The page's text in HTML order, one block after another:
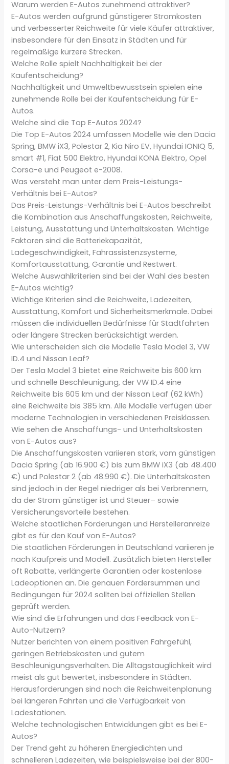
Warum werden E-Autos zunehmend attraktiver?
E-Autos werden aufgrund günstigerer Stromkosten
und verbesserter Reichweite für viele Käufer attraktiver,
insbesondere für den Einsatz in Städten und für
regelmäßige kürzere Strecken.
Welche Rolle spielt Nachhaltigkeit bei der
Kaufentscheidung?
Nachhaltigkeit und Umweltbewusstsein spielen eine
zunehmende Rolle bei der Kaufentscheidung für E-
Autos.
Welche sind die Top E-Autos 2024?
Die Top E-Autos 2024 umfassen Modelle wie den Dacia
Spring, BMW iX3, Polestar 2, Kia Niro EV, Hyundai IONIQ 5,
smart #1, Fiat 500 Elektro, Hyundai KONA Elektro, Opel
Corsa-e und Peugeot e-2008.
Was versteht man unter dem Preis-Leistungs-
Verhältnis bei E-Autos?
Das Preis-Leistungs-Verhältnis bei E-Autos beschreibt
die Kombination aus Anschaffungskosten, Reichweite,
Leistung, Ausstattung und Unterhaltskosten. Wichtige
Faktoren sind die Batteriekapazität,
Ladegeschwindigkeit, Fahrassistenzsysteme,
Komfortausstattung, Garantie und Restwert.
Welche Auswahlkriterien sind bei der Wahl des besten
E-Autos wichtig?
Wichtige Kriterien sind die Reichweite, Ladezeiten,
Ausstattung, Komfort und Sicherheitsmerkmale. Dabei
müssen die individuellen Bedürfnisse für Stadtfahrten
oder längere Strecken berücksichtigt werden.
Wie unterscheiden sich die Modelle Tesla Model 3, VW
ID.4 und Nissan Leaf?
Der Tesla Model 3 bietet eine Reichweite bis 600 km
und schnelle Beschleunigung, der VW ID.4 eine
Reichweite bis 605 km und der Nissan Leaf (62 kWh)
eine Reichweite bis 385 km. Alle Modelle verfügen über
moderne Technologien in verschiedenen Preisklassen.
Wie sehen die Anschaffungs- und Unterhaltskosten
von E-Autos aus?
Die Anschaffungskosten variieren stark, vom günstigen
Dacia Spring (ab 16.900 €) bis zum BMW iX3 (ab 48.400
€) und Polestar 2 (ab 48.990 €). Die Unterhaltskosten
sind jedoch in der Regel niedriger als bei Verbrennern,
da der Strom günstiger ist und Steuer– sowie
Versicherungsvorteile bestehen.
Welche staatlichen Förderungen und Herstelleranreize
gibt es für den Kauf von E-Autos?
Die staatlichen Förderungen in Deutschland variieren je
nach Kaufpreis und Modell. Zusätzlich bieten Hersteller
oft Rabatte, verlängerte Garantien oder kostenlose
Ladeoptionen an. Die genauen Fördersummen und
Bedingungen für 2024 sollten bei offiziellen Stellen
geprüft werden.
Wie sind die Erfahrungen und das Feedback von E-
Auto-Nutzern?
Nutzer berichten von einem positiven Fahrgefühl,
geringen Betriebskosten und gutem
Beschleunigungsverhalten. Die Alltagstauglichkeit wird
meist als gut bewertet, insbesondere in Städten.
Herausforderungen sind noch die Reichweitenplanung
bei längeren Fahrten und die Verfügbarkeit von
Ladestationen.
Welche technologischen Entwicklungen gibt es bei E-
Autos?
Der Trend geht zu höheren Energiedichten und
schnelleren Ladezeiten, wie beispielsweise bei der 800-